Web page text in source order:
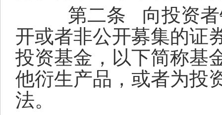
第二条
向投资
开或者非公开募集的证
投资基金，以下简称基
他衍生产品，或者为投
法。